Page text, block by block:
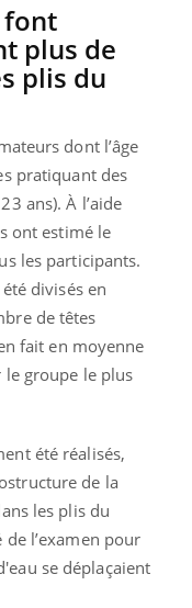
font
plus de
plis du
dont l’âge
pratiquant des
ans). À l’aide
ont estimé le
les participants.
divisés en
de têtes
fait en moyenne
groupe le plus
été réalisés,
de la
les plis du
l’examen pour
se déplaçaient